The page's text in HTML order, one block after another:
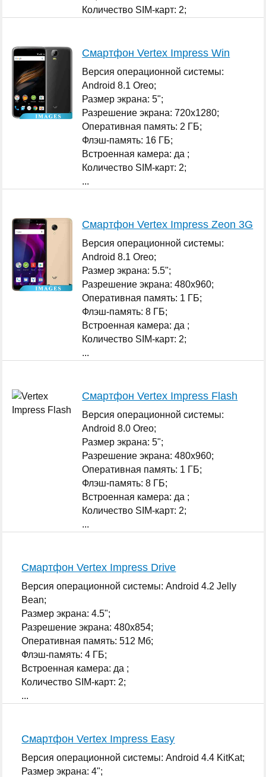
Количество SIM-карт: 2;
Смартфон Vertex Impress Win
Версия операционной системы:
Android 8.1 Oreo;
Размер экрана: 5";
Разрешение экрана: 720x1280;
Оперативная память: 2 ГБ;
Флэш-память: 16 ГБ;
Встроенная камера: да ;
Количество SIM-карт: 2;
...
Смартфон Vertex Impress Zeon 3G
Версия операционной системы:
Android 8.1 Oreo;
Размер экрана: 5.5";
Разрешение экрана: 480x960;
Оперативная память: 1 ГБ;
Флэш-память: 8 ГБ;
Встроенная камера: да ;
Количество SIM-карт: 2;
...
Смартфон Vertex Impress Flash
Версия операционной системы:
Android 8.0 Oreo;
Размер экрана: 5";
Разрешение экрана: 480x960;
Оперативная память: 1 ГБ;
Флэш-память: 8 ГБ;
Встроенная камера: да ;
Количество SIM-карт: 2;
...
Смартфон Vertex Impress Drive
Версия операционной системы: Android 4.2 Jelly
Bean;
Размер экрана: 4.5";
Разрешение экрана: 480x854;
Оперативная память: 512 Мб;
Флэш-память: 4 ГБ;
Встроенная камера: да ;
Количество SIM-карт: 2;
...
Смартфон Vertex Impress Easy
Версия операционной системы: Android 4.4 KitKat;
Размер экрана: 4";